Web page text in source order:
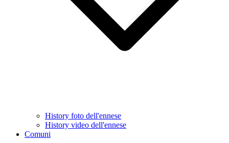
History foto dell'ennese
History video dell'ennese
Comuni